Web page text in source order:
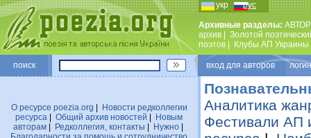
укр рус
Архивные разделы:
архив
Золотой
поэтов
Клубы АП Украины
поиск вход для авторов
О ресурсе poezia.org
Новости редколлегии
ресурса
Общий архив новостей
Новым
авторам| Редколлегия, контакты Нужно|
Аналитика
Фестивали АП